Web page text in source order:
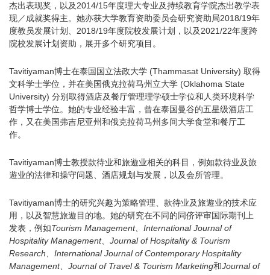
杰出表现奖，以及2014/15年度理大专业及持续教育学院杰出教学表
现／成就奖得主。她亦获大学教育资助委员会研究资助局2018/19年
度教员发展计划、2018/19年度院校发展计划，以及2021/22年度跨
院校发展计划资助，展开多个研究项目。
Tavitiyaman博士在泰国国立法政大学 (Thammasat University) 取得
文科学士学位，并在美国俄克拉荷马州立大学 (Oklahoma State
University) 分别取得酒店及餐厅管理理学硕士学位和人类环境科学
哲学博士学位。她的专业经验丰富，曾在泰国曼谷的五星级酒店工
作，又在美国弗吉尼亚州和俄克拉荷马州多间大学食堂和餐厅工
作。
Tavitiyaman博士教授款待业和旅遊业相关的科目，例如款待业及旅
遊业的法律和操守问题、酒店规划与发展，以及会所管理。
Tavitiyaman博士的研究兴趣为策略管理、款待业及旅遊业的技术应
用，以及智慧旅遊目的地。她的研究在不同的同侪评审国际期刊上
发表，例如Tourism Management、International Journal of
Hospitality Management、Journal of Hospitality & Tourism
Research、International Journal of Contemporary Hospitality
Management、Journal of Travel & Tourism Marketing和Journal of